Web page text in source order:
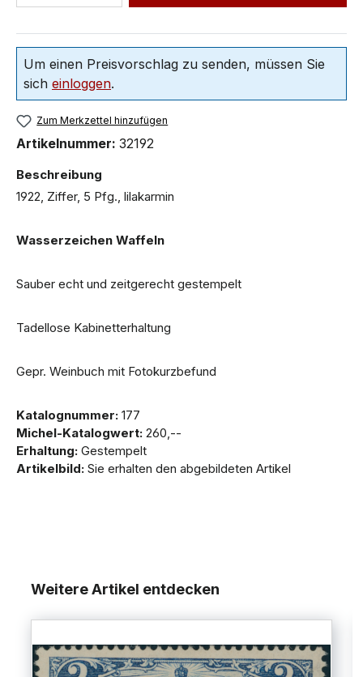
Um einen Preisvorschlag zu senden, müssen Sie
sich einloggen.
Zum Merkzettel hinzufügen
Artikelnummer: 32192
Beschreibung
1922, Ziffer, 5 Pfg., lilakarmin
Wasserzeichen Waffeln
Sauber echt und zeitgerecht gestempelt
Tadellose Kabinetterhaltung
Gepr. Weinbuch mit Fotokurzbefund
Katalognummer: 177
Michel-Katalogwert: 260,--
Erhaltung: Gestempelt
Artikelbild: Sie erhalten den abgebildeten Artikel
Weitere Artikel entdecken